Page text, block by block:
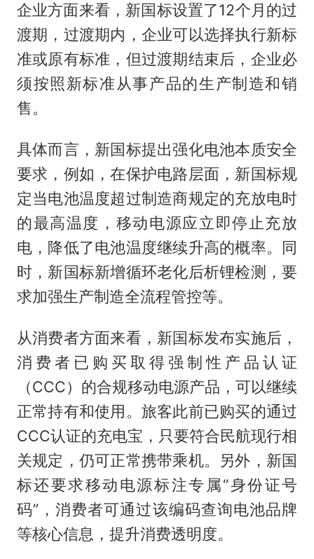
企业方面来看，新国标设置了12个月的过
渡期，过渡期内，企业可以选择执行新标
准或原有标准，但过渡期结束后，企业必
须按照新标准从事产品的生产制造和销
售。
具体而言，新国标提出强化电池本质安全
要求，例如，在保护电路层面，新国标规
定当电池温度超过制造商规定的充放电时
的最高温度，移动电源应立即停止充放
电，降低了电池温度继续升高的概率。同
时，新国标新增循环老化后析锂检测，要
求加强生产制造全流程管控等。
从消费者方面来看，新国标发布实施后，
消费者已购买取得强制性产品认证
（CCC）的合规移动电源产品，可以继续
正常持有和使用。旅客此前已购买的通过
CCC认证的充电宝，只要符合民航现行相
关规定，仍可正常携带乘机。另外，新国
标还要求移动电源标注专属“身份证号
码”，消费者可通过该编码查询电池品牌
等核心信息，提升消费透明度。